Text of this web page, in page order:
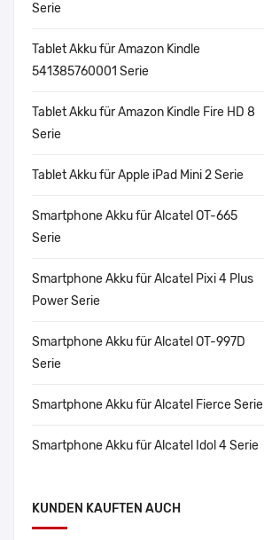
Serie
Tablet Akku für Amazon Kindle
541385760001 Serie
Tablet Akku für Amazon Kindle Fire HD 8
Serie
Tablet Akku für Apple iPad Mini 2 Serie
Smartphone Akku für Alcatel OT-665
Serie
Smartphone Akku für Alcatel Pixi 4 Plus
Power Serie
Smartphone Akku für Alcatel OT-997D
Serie
Smartphone Akku für Alcatel Fierce Serie
Smartphone Akku für Alcatel Idol 4 Serie
KUNDEN KAUFTEN AUCH